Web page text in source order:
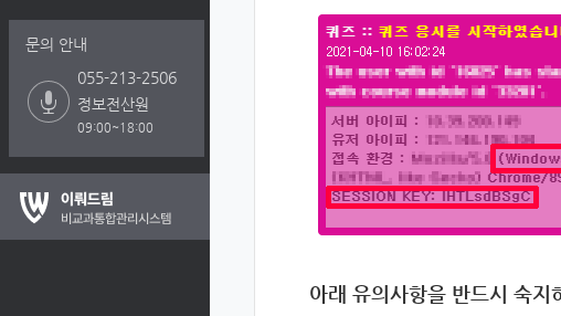
문의 안내
055-213-2506
정보전산원
09:00~18:00
아래 유의사항을 반드시 숙지